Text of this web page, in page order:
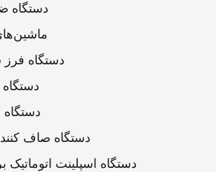
دستگاه
دستگاه فرز
دستگاه
دستگاه
دستگاه صاف
دستگاه اسپلینت